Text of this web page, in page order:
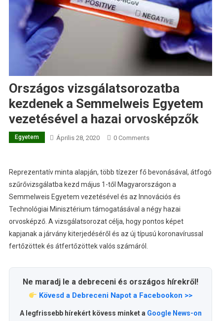
Országos vizsgálatsorozatba
kezdenek a Semmelweis Egyetem
vezetésével a hazai orvosképzők
Egyetem Április 28, 2020 0 Comments
Reprezentatív minta alapján, több tízezer fő bevonásával, átfogó
szűrővizsgálatba kezd május 1-től Magyarországon a
Semmelweis Egyetem vezetésével és az Innovációs és
Technológiai Minisztérium támogatásával a négy hazai
orvosképző. A vizsgálatsorozat célja, hogy pontos képet
kapjanak a járvány kiterjedéséről és az új típusú koronavírussal
fertőzöttek és átfertőzöttek valós számáról.
Ne maradj le a debreceni és országos hírekről!
Kövesd a Debreceni Napot a Facebookon >>
A legfrissebb hírekért kövess minket a Google News-on